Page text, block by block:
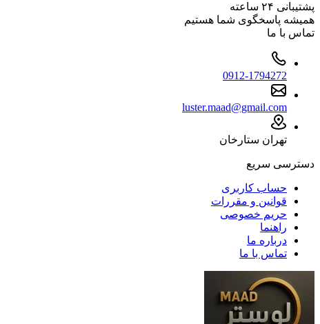
پشتیبانی ۲۴ ساعته
همیشه پاسخگوی شما هستیم
تماس با ما
0912-1794272
luster.maad@gmail.com
تهران ستارخان
دسترسی سریع
حساب کاربری
قوانین و مقررات
حریم خصوصی
راهنما
درباره ما
تماس با ما